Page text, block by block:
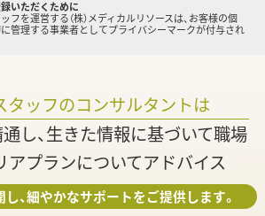
いただくために
フを運営する（株）メディカルリソースは、お客様の個
管理する事業者としてプライバシーマークが付与され
タッフのコンサルタントは
し、生きた情報に基づいて職場
アプランについてアドバイス
、細やかなサポートをご提供します。